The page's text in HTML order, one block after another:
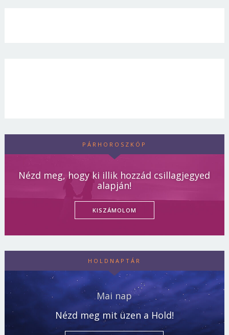
PÁRHOROSZKÓP
Nézd meg, hogy ki illik hozzád csillagjegyed
alapján!
KISZÁMOLOM
HOLDNAPTÁR
Mai nap
Nézd meg mit üzen a Hold!